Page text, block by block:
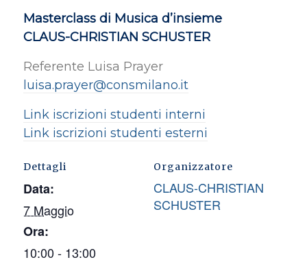
Masterclass di Musica d’insieme
CLAUS-CHRISTIAN SCHUSTER
Referente Luisa Prayer
luisa.prayer@consmilano.it
Link iscrizioni studenti interni
Link iscrizioni studenti esterni
Dettagli
Data:
7 Maggio
Ora:
10:00 - 13:00
Organizzatore
CLAUS-CHRISTIAN
SCHUSTER